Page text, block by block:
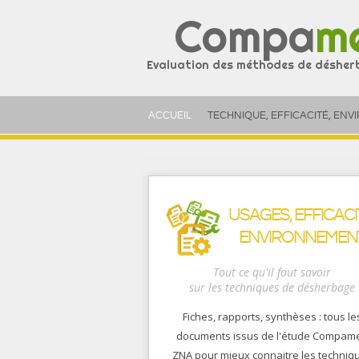
ACCUEIL TECHNIQUE, EFFICACITÉ,
EXPÉRIMENTATIONS
IMPACTS ENVIRONNEMENTAUX
BOÎTE À OUTILS
USAGES,
Tout ce qu'il faut savoir
sur les techniques de désherbage
Fiches, rapports, synthèses : tous
documents issus de l'étude
ZNA pour mieux connaitre les